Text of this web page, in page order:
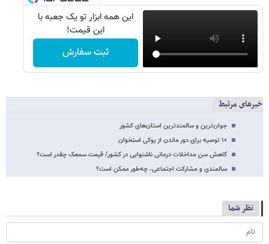
این همه ابزار تو یک جعبه با
این قیمت!
ثبت سفارش
خبرهای مرتبط
جوان‌ترین و سالمندترین استان‌های کشور
۱۰ توصیه برای دور ماندن از پوکی استخوان
کاهش سن مداخلات درمانی ناشنوایی در کشور/ قیمت سمعک چقدر است؟
سالمندی و مشارکت اجتماعی، چه‌طور ممکن است؟
نظر شما